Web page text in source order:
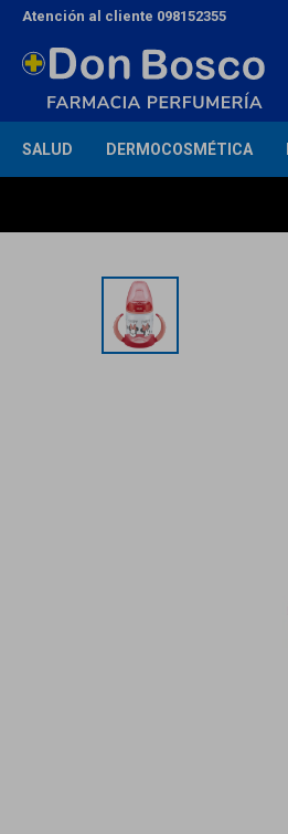
SALUD DERMOCOSMÉTICA
Atención al cliente 098152355